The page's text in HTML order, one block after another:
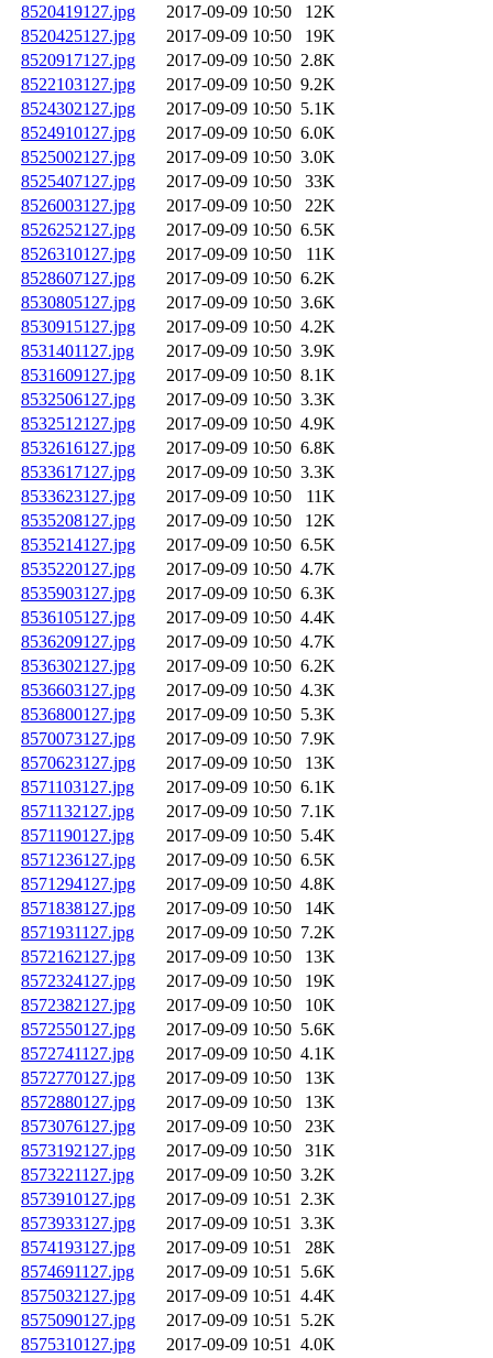
8520419127.jpg
2017-09-09 10:50
12K
8520425127.jpg
2017-09-09 10:50
19K
8520917127.jpg
2017-09-09 10:50 2.8K
8522103127.jpg
2017-09-09 10:50 9.2K
8524302127.jpg
2017-09-09 10:50 5.1K
8524910127.jpg
2017-09-09 10:50 6.0K
8525002127.jpg
2017-09-09 10:50 3.0K
8525407127.jpg
2017-09-09 10:50
33K
8526003127.jpg
2017-09-09 10:50
22K
8526252127.jpg
2017-09-09 10:50 6.5K
8526310127.jpg
2017-09-09 10:50
11K
8528607127.jpg
2017-09-09 10:50 6.2K
8530805127.jpg
2017-09-09 10:50 3.6K
8530915127.jpg
2017-09-09 10:50 4.2K
8531401127.jpg
2017-09-09 10:50 3.9K
8531609127.jpg
2017-09-09 10:50 8.1K
8532506127.jpg
2017-09-09 10:50 3.3K
8532512127.jpg
2017-09-09 10:50 4.9K
8532616127.jpg
2017-09-09 10:50 6.8K
8533617127.jpg
2017-09-09 10:50 3.3K
8533623127.jpg
2017-09-09 10:50
11K
8535208127.jpg
2017-09-09 10:50
12K
8535214127.jpg
2017-09-09 10:50 6.5K
8535220127.jpg
2017-09-09 10:50 4.7K
8535903127.jpg
2017-09-09 10:50 6.3K
8536105127.jpg
2017-09-09 10:50 4.4K
8536209127.jpg
2017-09-09 10:50 4.7K
8536302127.jpg
2017-09-09 10:50 6.2K
8536603127.jpg
2017-09-09 10:50 4.3K
8536800127.jpg
2017-09-09 10:50 5.3K
8570073127.jpg
2017-09-09 10:50 7.9K
8570623127.jpg
2017-09-09 10:50
13K
8571103127.jpg
2017-09-09 10:50 6.1K
8571132127.jpg
2017-09-09 10:50 7.1K
8571190127.jpg
2017-09-09 10:50 5.4K
8571236127.jpg
2017-09-09 10:50 6.5K
8571294127.jpg
2017-09-09 10:50 4.8K
8571838127.jpg
2017-09-09 10:50
14K
8571931127.jpg
2017-09-09 10:50 7.2K
8572162127.jpg
2017-09-09 10:50
13K
8572324127.jpg
2017-09-09 10:50
19K
8572382127.jpg
2017-09-09 10:50
10K
8572550127.jpg
2017-09-09 10:50 5.6K
8572741127.jpg
2017-09-09 10:50 4.1K
8572770127.jpg
2017-09-09 10:50
13K
8572880127.jpg
2017-09-09 10:50
13K
8573076127.jpg
2017-09-09 10:50
23K
8573192127.jpg
2017-09-09 10:50
31K
8573221127.jpg
2017-09-09 10:50 3.2K
8573910127.jpg
2017-09-09 10:51 2.3K
8573933127.jpg
2017-09-09 10:51 3.3K
8574193127.jpg
2017-09-09 10:51
28K
8574691127.jpg
2017-09-09 10:51 5.6K
8575032127.jpg
2017-09-09 10:51 4.4K
8575090127.jpg
2017-09-09 10:51 5.2K
8575310127.jpg
2017-09-09 10:51 4.0K